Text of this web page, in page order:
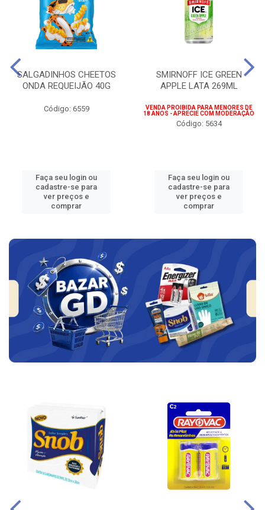
SALGADINHOS CHEETOS
ONDA REQUEIJÃO 40G
Código: 6559
Faça seu login ou
cadastre-se para
ver preços e
comprar
SMIRNOFF ICE GREEN
APPLE LATA 269ML
VENDA PROIBIDA PARA MENORES DE
18 ANOS - APRECIE COM MODERAÇÃO
Código: 5634
Faça seu login ou
cadastre-se para
ver preços e
comprar